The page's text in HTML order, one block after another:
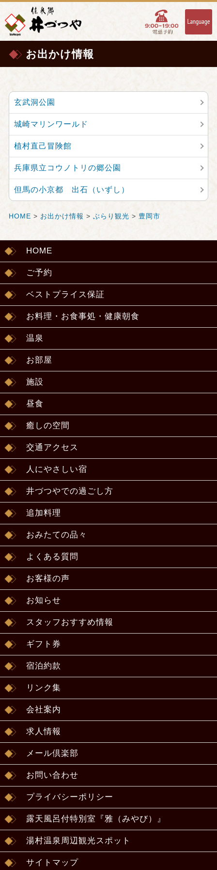
お出かけ情報
玄武洞公園
城崎マリンワールド
植村直己冒険館
兵庫県立コウノトリの郷公園
但馬の小京都 出石（いずし）
HOME > お出かけ情報 > ぶらり観光 > 豊岡市
HOME
ご予約
ベストプライス保証
お料理・お食事処・健康朝食
温泉
お部屋
施設
昼食
癒しの空間
交通アクセス
人にやさしい宿
井づつやでの過ごし方
追加料理
おみたての品々
よくある質問
お客様の声
お知らせ
スタッフおすすめ情報
ギフト券
宿泊約款
リンク集
会社案内
求人情報
メール倶楽部
お問い合わせ
プライバシーポリシー
露天風呂付特別室『雅（みやび）』
湯村温泉周辺観光スポット
サイトマップ